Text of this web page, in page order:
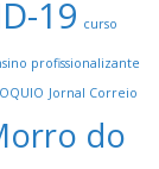
19 curso
profissionalizante
Jornal Correio
do